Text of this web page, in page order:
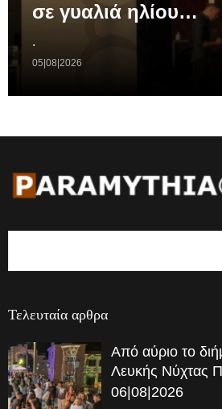
σε γυαλιά ηλίου…
.
05|08|2026
Τελευταία αρθρα
Από αύριο το
Λευκής Νύχτας
06|08|2026